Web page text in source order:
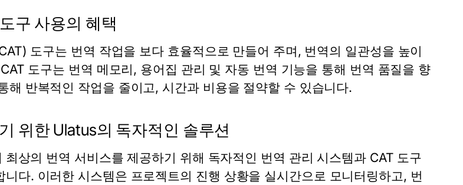
구 사용의 혜택
도구는 번역 작업을 보다 효율적으로 만들어 주며, 번역의 일관성을 높이
도구는 번역 메모리, 용어집 관리 및 자동 번역 기능을 통해 번역 품질을 향
해 반복적인 작업을 줄이고, 시간과 비용을 절약할 수 있습니다.
위한 Ulatus의 독자적인 솔루션
상의 번역 서비스를 제공하기 위해 독자적인 번역 관리 시스템과 CAT 도구
니다. 이러한 시스템은 프로젝트의 진행 상황을 실시간으로 모니터링하고, 번